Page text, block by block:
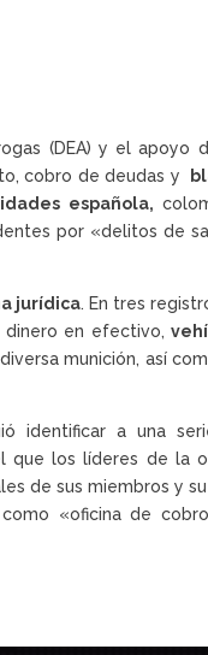
(DEA) y el apoyo
cobro de deudas y
española,
por «delitos de
jurídica. En tres
dinero en efectivo,
munición, así
identificar a una
que los líderes de la
de sus miembros y
«oficina de